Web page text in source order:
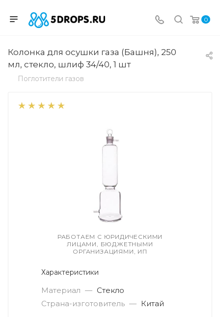
0
Колонка для осушки газа (Башня), 250
мл, стекло, шлиф 34/40, 1 шт
Поглотители газов
РАБОТАЕМ С ЮРИДИЧЕСКИМИ
ЛИЦАМИ, БЮДЖЕТНЫМИ
ОРГАНИЗАЦИЯМИ, ИП
Характеристики
Материал — Стекло
Страна-изготовитель — Китай